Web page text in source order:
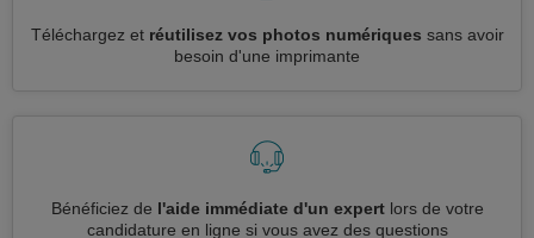
Téléchargez et réutilisez vos photos numériques sans avoir
besoin d'une imprimante
Bénéficiez de l'aide immédiate d'un expertlors de votre
candidature en ligne si vous avez des questions